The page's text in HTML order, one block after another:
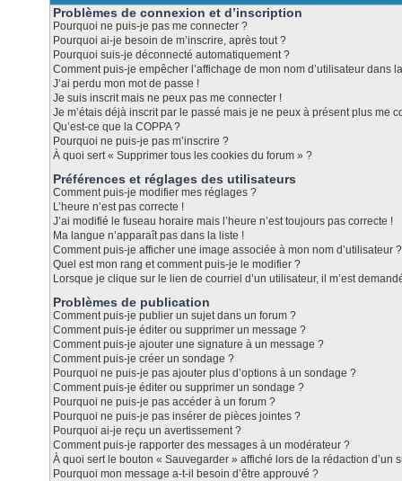
Problèmes de connexion et d’inscription
Pourquoi ne puis-je pas me connecter ?
Pourquoi ai-je besoin de m’inscrire, après tout ?
Pourquoi suis-je déconnecté automatiquement ?
Comment puis-je empêcher l’affichage de mon nom d’utilisateur dans
J’ai perdu mon mot de passe !
Je suis inscrit mais ne peux pas me connecter !
Je m’étais déjà inscrit par le passé mais je ne peux à présent plus me
Qu’est-ce que la COPPA ?
Pourquoi ne puis-je pas m’inscrire ?
À quoi sert « Supprimer tous les cookies du forum » ?
Préférences et réglages des utilisateurs
Comment puis-je modifier mes réglages ?
L’heure n’est pas correcte !
J’ai modifié le fuseau horaire mais l’heure n’est toujours pas correcte !
Ma langue n’apparaît pas dans la liste !
Comment puis-je afficher une image associée à mon nom d’utilisateur ?
Quel est mon rang et comment puis-je le modifier ?
Lorsque je clique sur le lien de courriel d’un utilisateur, il m’est
Problèmes de publication
Comment puis-je publier un sujet dans un forum ?
Comment puis-je éditer ou supprimer un message ?
Comment puis-je ajouter une signature à un message ?
Comment puis-je créer un sondage ?
Pourquoi ne puis-je pas ajouter plus d’options à un sondage ?
Comment puis-je éditer ou supprimer un sondage ?
Pourquoi ne puis-je pas accéder à un forum ?
Pourquoi ne puis-je pas insérer de pièces jointes ?
Pourquoi ai-je reçu un avertissement ?
Comment puis-je rapporter des messages à un modérateur ?
À quoi sert le bouton « Sauvegarder » affiché lors de la rédaction d’un
Pourquoi mon message a-t-il besoin d’être approuvé ?